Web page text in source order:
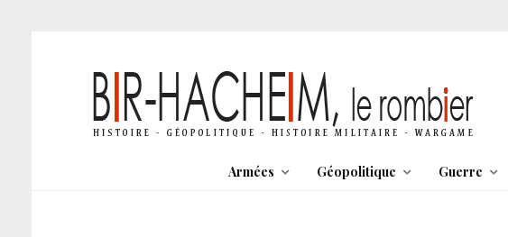
Armées Géopolitique Guerre